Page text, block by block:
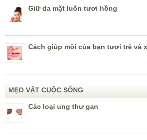
Giữ da mặt luôn tươi hồng
Cách giúp môi của bạn tươi trẻ và
MẸO VẶT CUỘC SỐNG
Các loại ung thư gan